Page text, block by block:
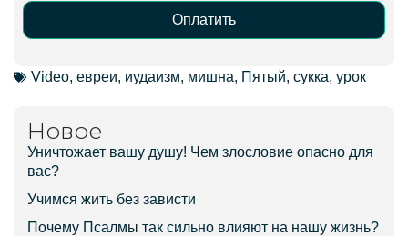
Оплатить
Alternative:
Video, евреи, иудаизм, мишна, Пятый, сукка, урок
Новое
Уничтожает вашу душу! Чем злословие опасно для
вас?
Учимся жить без зависти
Почему Псалмы так сильно влияют на нашу жизнь?